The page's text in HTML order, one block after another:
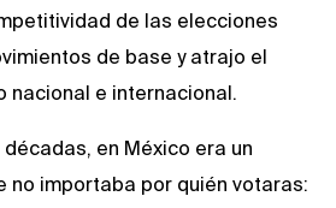
de las elecciones
de base y atrajo el
nacional e internacional.
en México era un
no importaba por quién votaras: